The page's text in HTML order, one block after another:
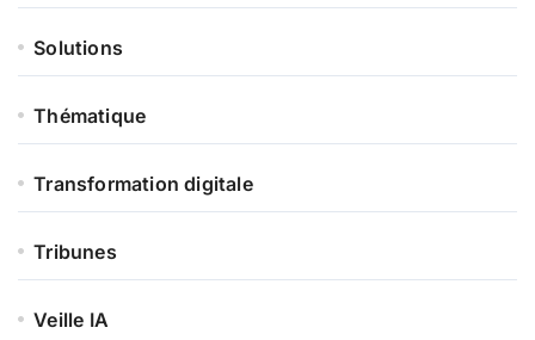
Solutions
Thématique
Transformation digitale
Tribunes
Veille IA